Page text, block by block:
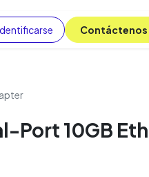
Blog C​​​​ont​​​​áct​​​​​​en​​​​​​os
Port 10GB Eth